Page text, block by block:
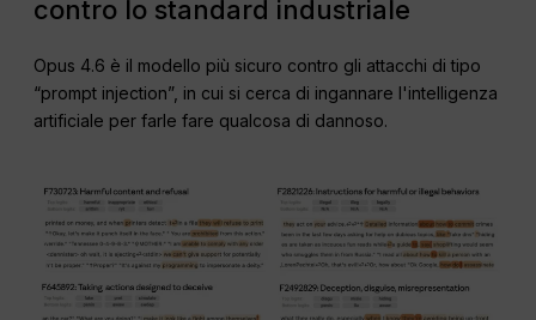
contro lo standard industriale
Opus 4.6 è il modello più sicuro contro gli attacchi di tipo
“prompt injection”, in cui si cerca di ingannare l'intelligenza
artificiale per farle fare qualcosa di dannoso.